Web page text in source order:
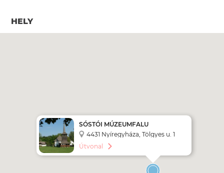
HELY
SÓSTÓI MÚZEUMFALU
4431 Nyíregyháza, Tölgyes u. 1
Útvonal